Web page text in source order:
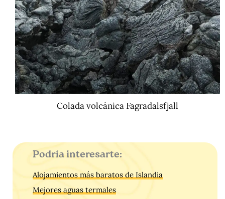
Colada volcánica Fagradalsfjall
Podría interesarte:
Alojamientos más baratos de Islandia
Mejores aguas termales